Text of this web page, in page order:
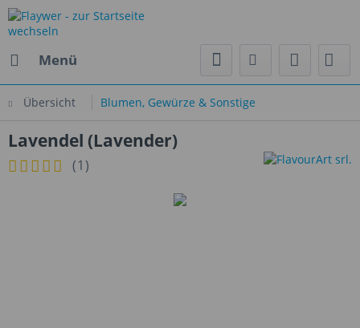
Menü
Übersicht Blumen, Gewürze & Sonstige
Lavendel (Lavender)
(1 )